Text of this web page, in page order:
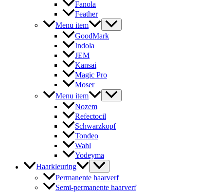
Fanola
Feather
Menu item
GoodMark
Indola
JEM
Kansai
Magic Pro
Moser
Menu item
Nozem
Refectocil
Schwarzkopf
Tondeo
Wahl
Yodeyma
Haarkleuring
Permanente haarverf
Semi-permanente haarverf